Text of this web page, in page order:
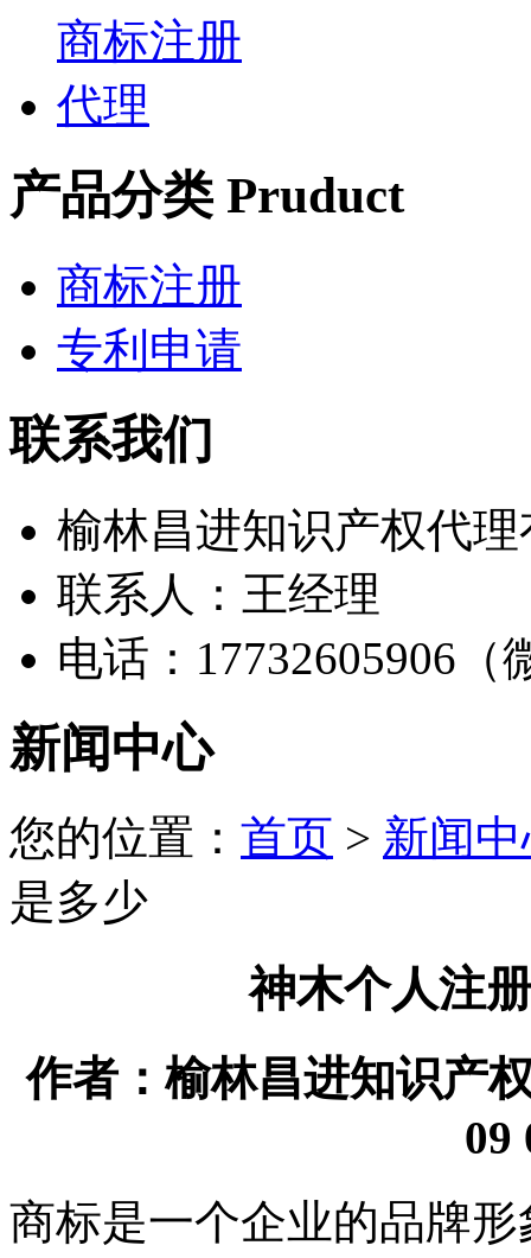
产品分类 Pruduct
商标注册
专利申请
联系我们
榆林昌进知识产权代
联系人：王经理
电话：17732605906（
新闻中心
您的位置： 首页 > 新闻
是多少
神木个人注
作者：榆林昌进知识产
09
商标是一个企业的品牌